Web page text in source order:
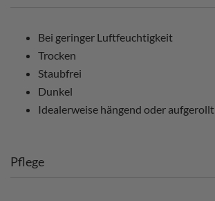
Bei geringer Luftfeuchtigkeit
Trocken
Staubfrei
Dunkel
Idealerweise hängend oder aufgerollt
Pflege